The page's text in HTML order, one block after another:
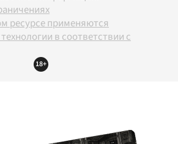
ресурсе применяются
в соответствии с
18+